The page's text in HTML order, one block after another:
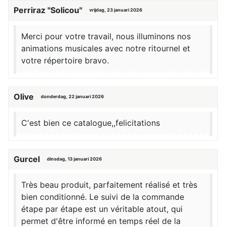
Perriraz "Solicou" vrijdag, 23 januari 2026
Merci pour votre travail, nous illuminons nos
animations musicales avec notre ritournel et
votre répertoire bravo.
Olive donderdag, 22 januari 2026
C'est bien ce catalogue,,felicitations
Gurcel dinsdag, 13 januari 2026
Très beau produit, parfaitement réalisé et très
bien conditionné. Le suivi de la commande
étape par étape est un véritable atout, qui
permet d'être informé en temps réel de la